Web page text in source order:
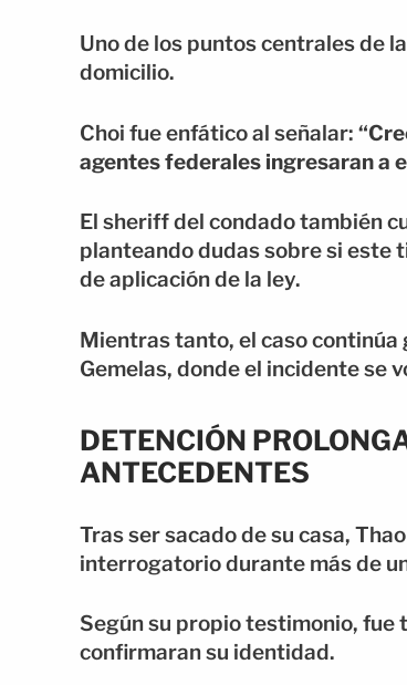
Uno de los puntos centrales de
domicilio.
Choi fue enfático al señalar:
agentes federales ingresaran a
El sheriff del condado también
planteando dudas sobre si este
de aplicación de la ley.
Mientras tanto, el caso
Gemelas, donde el incidente se
DETENCIÓN
ANTECEDENTES
Tras ser sacado de su casa,
interrogatorio durante más de
Según su propio testimonio, fue
confirmaran su identidad.